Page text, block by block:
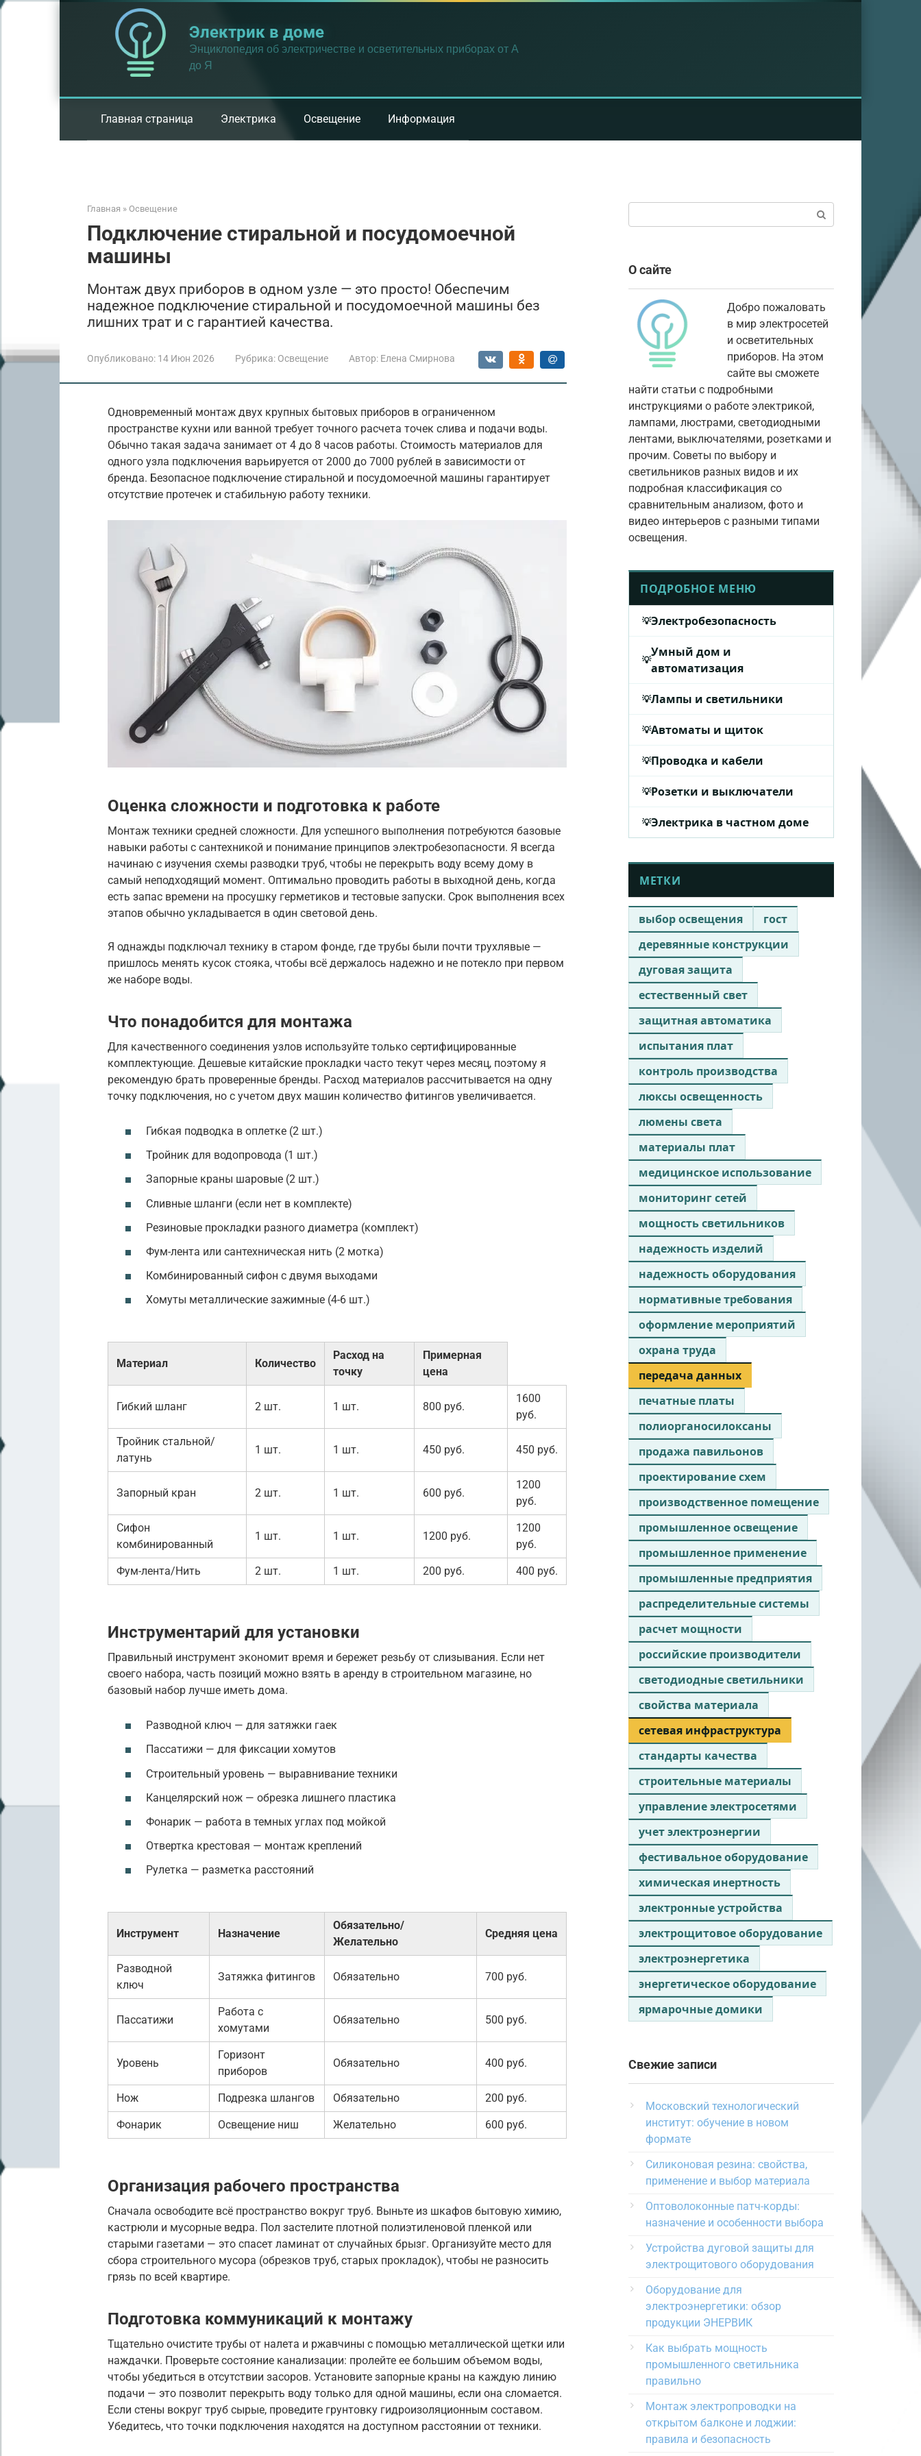
Перейти
Электрик в доме
Энциклопедия об электричестве и осветительных приборах от А
до Я
Главная страница Электрика Освещение Информация
Главная » Освещение
Подключение стиральной и посудомоечной
машины
Монтаж двух приборов в одном узле — это просто! Обеспечим
надежное подключение стиральной и посудомоечной машины без
лишних трат и с гарантией качества.
Опубликовано: 14 Июн 2026 Рубрика: Освещение Автор: Елена Смирнова
Одновременный монтаж двух крупных бытовых приборов в ограниченном
пространстве кухни или ванной требует точного расчета точек слива и подачи воды.
Обычно такая задача занимает от 4 до 8 часов работы. Стоимость материалов для
одного узла подключения варьируется от 2000 до 7000 рублей в зависимости от
бренда. Безопасное подключение стиральной и посудомоечной машины гарантирует
отсутствие протечек и стабильную работу техники.
Оценка сложности и подготовка к работе
Монтаж техники средней сложности. Для успешного выполнения потребуются базовые
навыки работы с сантехникой и понимание принципов электробезопасности. Я всегда
начинаю с изучения схемы разводки труб, чтобы не перекрыть воду всему дому в
самый неподходящий момент. Оптимально проводить работы в выходной день, когда
есть запас времени на просушку герметиков и тестовые запуски. Срок выполнения всех
этапов обычно укладывается в один световой день.
Я однажды подключал технику в старом фонде, где трубы были почти трухлявые —
пришлось менять кусок стояка, чтобы всё держалось надежно и не потекло при первом
же наборе воды.
Что понадобится для монтажа
Для качественного соединения узлов используйте только сертифицированные
комплектующие. Дешевые китайские прокладки часто текут через месяц, поэтому я
рекомендую брать проверенные бренды. Расход материалов рассчитывается на одну
точку подключения, но с учетом двух машин количество фитингов увеличивается.
Гибкая подводка в оплетке (2 шт.)
Тройник для водопровода (1 шт.)
Запорные краны шаровые (2 шт.)
Сливные шланги (если нет в комплекте)
Резиновые прокладки разного диаметра (комплект)
Фум-лента или сантехническая нить (2 мотка)
Комбинированный сифон с двумя выходами
Хомуты металлические зажимные (4-6 шт.)
Материал Количество
Расход на
точку
Примерная
цена
Гибкий шланг 2 шт. 1 шт. 800 руб.
1600
руб.
Тройник стальной/
латунь
1 шт. 1 шт. 450 руб. 450 руб.
Запорный кран 2 шт. 1 шт. 600 руб.
1200
руб.
Сифон
комбинированный
1 шт. 1 шт. 1200 руб.
1200
руб.
Фум-лента/Нить 2 шт. 1 шт. 200 руб. 400 руб.
Инструментарий для установки
Правильный инструмент экономит время и бережет резьбу от слизывания. Если нет
своего набора, часть позиций можно взять в аренду в строительном магазине, но
базовый набор лучше иметь дома.
Разводной ключ — для затяжки гаек
Пассатижи — для фиксации хомутов
Строительный уровень — выравнивание техники
Канцелярский нож — обрезка лишнего пластика
Фонарик — работа в темных углах под мойкой
Отвертка крестовая — монтаж креплений
Рулетка — разметка расстояний
Инструмент Назначение
Обязательно/
Желательно
Средняя цена
Разводной
ключ
Затяжка фитингов Обязательно 700 руб.
Пассатижи
Работа с
хомутами
Обязательно 500 руб.
Уровень
Горизонт
приборов
Обязательно 400 руб.
Нож Подрезка шлангов Обязательно 200 руб.
Фонарик Освещение ниш Желательно 600 руб.
Организация рабочего пространства
Сначала освободите всё пространство вокруг труб. Выньте из шкафов бытовую химию,
кастрюли и мусорные ведра. Пол застелите плотной полиэтиленовой пленкой или
старыми газетами — это спасет ламинат от случайных брызг. Организуйте место для
сбора строительного мусора (обрезков труб, старых прокладок), чтобы не разносить
грязь по всей квартире.
Подготовка коммуникаций к монтажу
Тщательно очистите трубы от налета и ржавчины с помощью металлической щетки или
наждачки. Проверьте состояние канализации: пролейте ее большим объемом воды,
чтобы убедиться в отсутствии засоров. Установите запорные краны на каждую линию
подачи — это позволит перекрыть воду только для одной машины, если она сломается.
Если стены вокруг труб сырые, проведите грунтовку гидроизоляционным составом.
Убедитесь, что точки подключения находятся на доступном расстоянии от техники.
О сайте
Добро пожаловать
в мир электросетей
и осветительных
приборов. На этом
сайте вы сможете
найти статьи с подробными
инструкциями о работе электрикой,
лампами, люстрами, светодиодными
лентами, выключателями, розетками и
прочим. Советы по выбору и
светильников разных видов и их
подробная классификация со
сравнительным анализом, фото и
видео интерьеров с разными типами
освещения.
ПОДРОБНОЕ МЕНЮ
Электробезопасность
Умный дом и
автоматизация
Лампы и светильники
Автоматы и щиток
Проводка и кабели
Розетки и выключатели
Электрика в частном доме
МЕТКИ
выбор освещения
гост
деревянные конструкции
дуговая защита
естественный свет
защитная автоматика
испытания плат
контроль производства
люксы освещенность
люмены света
материалы плат
медицинское использование
мониторинг сетей
мощность светильников
надежность изделий
надежность оборудования
нормативные требования
оформление мероприятий
охрана труда
передача данных
печатные платы
полиорганосилоксаны
продажа павильонов
проектирование схем
производственное помещение
промышленное освещение
промышленное применение
промышленные предприятия
распределительные системы
расчет мощности
российские производители
светодиодные светильники
свойства материала
сетевая инфраструктура
стандарты качества
строительные материалы
управление электросетями
учет электроэнергии
фестивальное оборудование
химическая инертность
электронные устройства
электрощитовое оборудование
электроэнергетика
энергетическое оборудование
ярмарочные домики
Свежие записи
Московский технологический
институт: обучение в новом
формате
Силиконовая резина: свойства,
применение и выбор материала
Оптоволоконные патч-корды:
назначение и особенности выбора
Устройства дуговой защиты для
электрощитового оборудования
Оборудование для
электроэнергетики: обзор
продукции ЭНЕРВИК
Как выбрать мощность
промышленного светильника
правильно
Монтаж электропроводки на
открытом балконе и лоджии:
правила и безопасность